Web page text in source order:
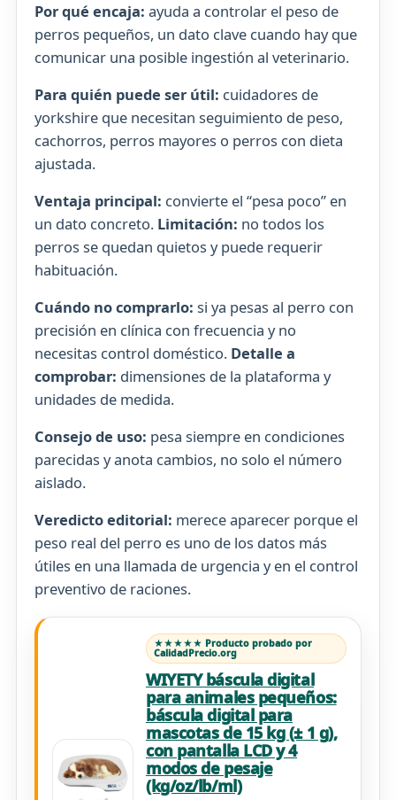
Por qué encaja: ayuda a controlar el peso de
perros pequeños, un dato clave cuando hay que
comunicar una posible ingestión al veterinario.
Para quién puede ser útil: cuidadores de
yorkshire que necesitan seguimiento de peso,
cachorros, perros mayores o perros con dieta
ajustada.
Ventaja principal: convierte el “pesa poco” en
un dato concreto. Limitación: no todos los
perros se quedan quietos y puede requerir
habituación.
Cuándo no comprarlo: si ya pesas al perro con
precisión en clínica con frecuencia y no
necesitas control doméstico. Detalle a
comprobar: dimensiones de la plataforma y
unidades de medida.
Consejo de uso: pesa siempre en condiciones
parecidas y anota cambios, no solo el número
aislado.
Veredicto editorial: merece aparecer porque el
peso real del perro es uno de los datos más
útiles en una llamada de urgencia y en el control
preventivo de raciones.
★★★★★ Producto probado por
CalidadPrecio.org
WIYETY báscula digital
para animales pequeños:
báscula digital para
mascotas de 15 kg (± 1 g),
con pantalla LCD y 4
modos de pesaje
(kg/oz/lb/ml)